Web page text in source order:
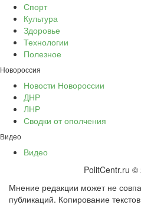
Спорт
Культура
Здоровье
Технологии
Полезное
Новороссия
Новости Новороссии
ДНР
ЛНР
Сводки от ополчения
Видео
Видео
PolitCentr.ru ©
Мнение редакции может не
публикаций. Копирование